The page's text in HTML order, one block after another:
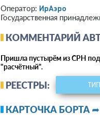
Оператор: ИрАэро
Государственная
КОММЕНТАРИЙ
Пришла пустырём из СРН
"расчётный".
РЕЕСТРЫ: ТИП
КАРТОЧКА БОРТА ➦